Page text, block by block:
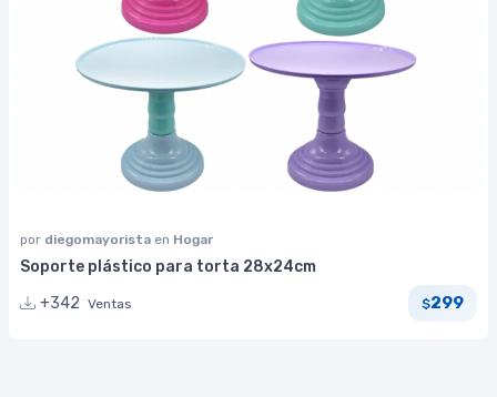
por diegomayorista en Hogar
Soporte plástico para torta 28x24cm
+342 Ventas $299